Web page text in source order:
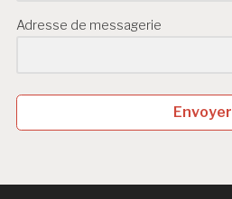
Adresse de messagerie
Envoyer